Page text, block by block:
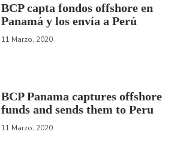
BCP capta fondos offshore en
Panamá y los envía a Perú
11 Marzo, 2020
BCP Panama captures offshore
funds and sends them to Peru
11 Marzo, 2020